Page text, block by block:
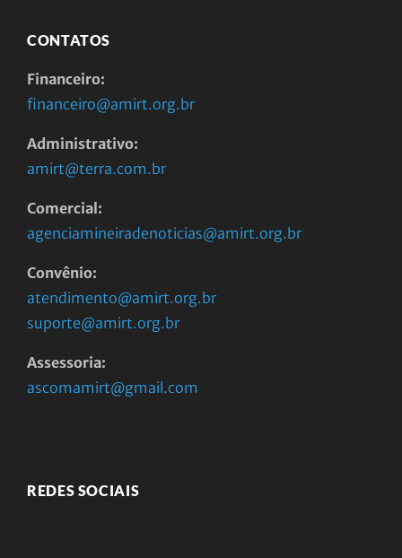
CONTATOS
Financeiro:
financeiro@amirt.org.br
Administrativo:
amirt@terra.com.br
Comercial:
agenciamineiradenoticias@amirt.org.br
Convênio:
atendimento@amirt.org.br
suporte@amirt.org.br
Assessoria:
ascomamirt@gmail.com
REDES SOCIAIS